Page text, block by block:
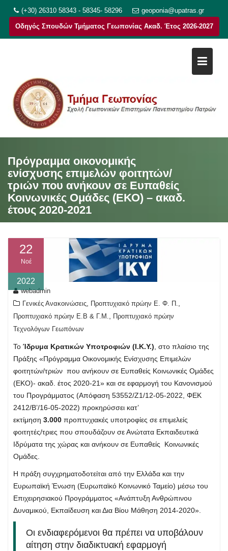
στο
περιεχόμενο
(+30) 26310 58343 - 58345- 58296 geoponia@upatras.gr
Οδηγός Σπουδών Τμήματος Γεωπονίας Ακαδ. Έτος 2026-2027
Πρόγραμμα οικονομικής
ενίσχυσης επιμελών φοιτητών/
τριών που ανήκουν σε Ευπαθείς
Κοινωνικές Ομάδες (ΕΚΟ) – ακαδ.
έτους 2020-2021
22
Νοέ
2022
webadmin
Γενικές Ανακοινώσεις
Προπτυχιακό πρώην Ε. Φ. Π.
Προπτυχιακό πρώην Ε.Β & Γ.Μ.
Προπτυχιακό πρώην
Τεχνολόγων Γεωπόνων
Το Ίδρυμα Κρατικών Υποτροφιών (I.K.Y.) , στο πλαίσιο της
Πράξης «Πρόγραμμα Οικονομικής Ενίσχυσης Επιμελών
φοιτητών/τριών που ανήκουν σε Ευπαθείς Κοινωνικές Ομάδες
(ΕΚΟ)- ακαδ. έτος 2020-21» και σε εφαρμογή του Κανονισμού
του Προγράμματος (Απόφαση 53552/Ζ1/12-05-2022, ΦΕΚ
2412/B’/16-05-2022) προκηρύσσει κατ’
εκτίμηση 3.000 προπτυχιακές υποτροφίες σε επιμελείς
φοιτητές/τριες που σπουδάζουν σε Ανώτατα Εκπαιδευτικά
Ιδρύματα της χώρας και ανήκουν σε Ευπαθείς Κοινωνικές
Ομάδες.
Η πράξη συγχρηματοδοτείται από την Ελλάδα και την
Ευρωπαϊκή Ένωση (Ευρωπαϊκό Κοινωνικό Ταμείο) μέσω του
Επιχειρησιακού Προγράμματος «Ανάπτυξη Ανθρώπινου
Δυναμικού, Εκπαίδευση και Δια Βίου Μάθηση 2014-2020».
Οι ενδιαφερόμενοι θα πρέπει να υποβάλουν
αίτηση στην διαδικτυακή εφαρμογή